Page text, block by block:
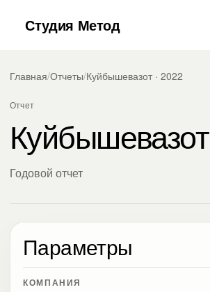
Студия Метод
Главная/Отчеты/Куйбышевазот · 2022
Отчет
Куйбышевазот
Годовой отчет
Параметры
КОМПАНИЯ